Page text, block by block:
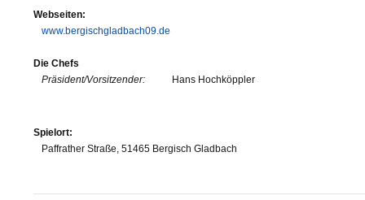
Webseiten:
www.bergischgladbach09.de
Die Chefs
Präsident/Vorsitzender:
Hans Hochköppler
Spielort:
Paffrather Straße, 51465 Bergisch Gladbach